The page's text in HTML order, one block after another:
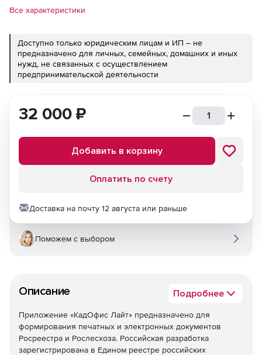
Все характеристики
Доступно только юридическим лицам и ИП – не
предназначено для личных, семейных, домашних и иных
нужд, не связанных с осуществлением
предпринимательской деятельности
Описание Подробнее
Приложение «КадОфис Лайт» предназначено для
формирования печатных и электронных документов
Росреестра и Рослесхоза. Российская разработка
зарегистрирована в Едином реестре российских
32 000 ₽
Добавить в корзину
Оплатить по счету
Доставка на почту 12 августа или раньше
Поможем с выбором